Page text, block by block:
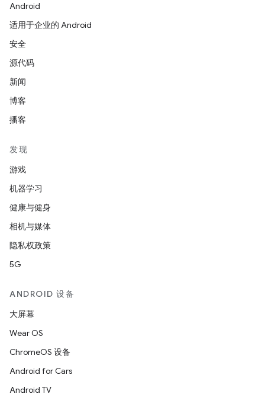
Android
适用于企业的 Android
安全
源代码
新闻
博客
播客
发现
游戏
机器学习
健康与健身
相机与媒体
隐私权政策
5G
ANDROID 设备
大屏幕
Wear OS
ChromeOS 设备
Android for Cars
Android TV